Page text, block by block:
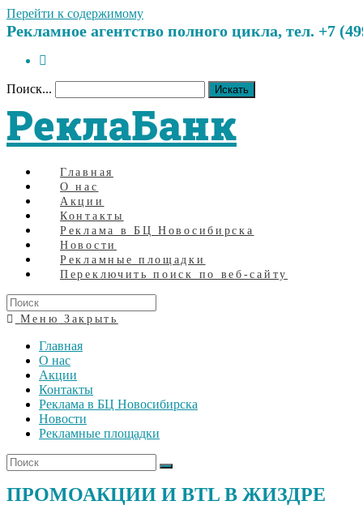
Перейти к содержимому
Рекламное агентство полного цикла, тел. +7
Поиск... Искать
РеклаБанк
Главная
О нас
Акции
Контакты
Реклама в БЦ Новосибирска
Новости
Рекламные площадки
Переключить поиск по веб-сайту
Меню Закрыть
Главная
О нас
Акции
Контакты
Реклама в БЦ Новосибирска
Новости
Рекламные площадки
ПРОМОАКЦИИ И BTL В ЖИЗДРЕ